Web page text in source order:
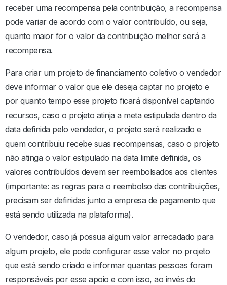
receber uma recompensa pela contribuição, a recompensa
pode variar de acordo com o valor contribuído, ou seja,
quanto maior for o valor da contribuição melhor será a
recompensa.
Para criar um projeto de financiamento coletivo o vendedor
deve informar o valor que ele deseja captar no projeto e
por quanto tempo esse projeto ficará disponível captando
recursos, caso o projeto atinja a meta estipulada dentro da
data definida pelo vendedor, o projeto será realizado e
quem contribuiu recebe suas recompensas, caso o projeto
não atinga o valor estipulado na data limite definida, os
valores contribuídos devem ser reembolsados aos clientes
(importante: as regras para o reembolso das contribuições,
precisam ser definidas junto a empresa de pagamento que
está sendo utilizada na plataforma).
O vendedor, caso já possua algum valor arrecadado para
algum projeto, ele pode configurar esse valor no projeto
que está sendo criado e informar quantas pessoas foram
responsáveis por esse apoio e com isso, ao invés do